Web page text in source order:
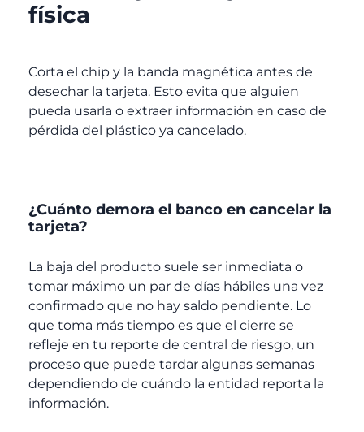
física
Corta el chip y la banda magnética antes de
desechar la tarjeta. Esto evita que alguien
pueda usarla o extraer información en caso de
pérdida del plástico ya cancelado.
¿Cuánto demora el banco en cancelar la
tarjeta?
La baja del producto suele ser inmediata o
tomar máximo un par de días hábiles una vez
confirmado que no hay saldo pendiente. Lo
que toma más tiempo es que el cierre se
refleje en tu reporte de central de riesgo, un
proceso que puede tardar algunas semanas
dependiendo de cuándo la entidad reporta la
información.